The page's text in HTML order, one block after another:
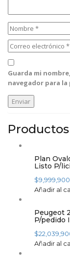
Guarda mi
navegador para
Plan
Listo P/
$
Añadir al
Peugeot
P/pedido
$
Añadir al